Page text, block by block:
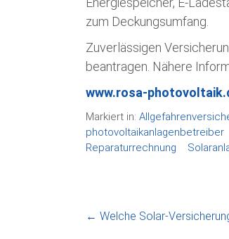
zum Deckungsumfang.
Zuverlässigen
beantragen. Nähere
www.rosa-
Markiert in:
photovoltaikanlagenbetreiber
Reparaturrechnung
← Welche Solar-